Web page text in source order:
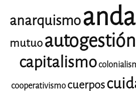
anarquismo
mutuoautogestión
capitalismo
cooperativismocuerpos